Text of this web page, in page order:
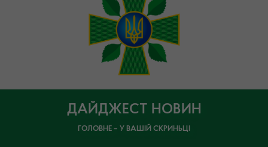
ДАЙДЖЕСТ НОВИН
ГОЛОВНЕ – У ВАШІЙ СКРИНЬЦІ